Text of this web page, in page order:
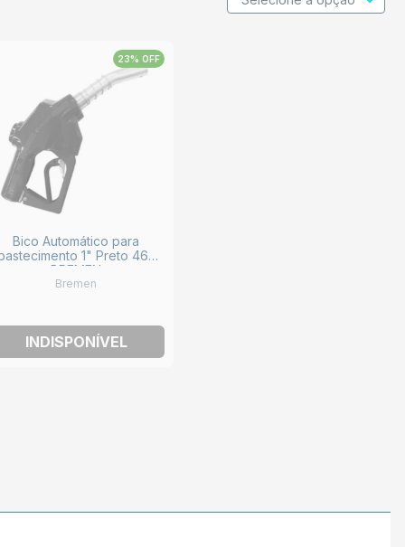
23% OFF
Bico Automático para
1" Preto 4626
BREMEN
Bremen
INDISPONÍVEL